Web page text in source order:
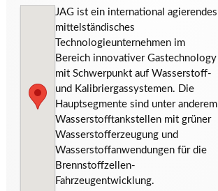
JAG ist ein international agierendes
mittelständisches
Technologieunternehmen im
Bereich innovativer Gastechnology
mit Schwerpunkt auf Wasserstoff-
und Kalibriergassystemen. Die
Hauptsegmente sind unter anderem
Wasserstofftankstellen mit grüner
Wasserstofferzeugung und
Wasserstoffanwendungen für die
Brennstoffzellen-
Fahrzeugentwicklung.